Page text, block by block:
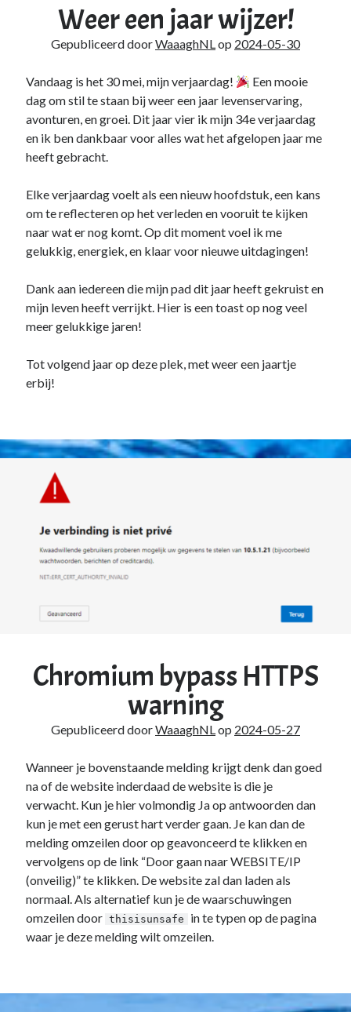
Weer een jaar wijzer!
Gepubliceerd doorWaaaghNLop 2024-05-30
Vandaag is het 30 mei, mijn verjaardag!
Een mooie
dag om stil te staan bij weer een jaar levenservaring,
avonturen, en groei. Dit jaar vier ik mijn 34e verjaardag
en ik ben dankbaar voor alles wat het afgelopen jaar me
heeft gebracht.
Elke verjaardag voelt als een nieuw hoofdstuk, een kans
om te reflecteren op het verleden en vooruit te kijken
naar wat er nog komt. Op dit moment voel ik me
gelukkig, energiek, en klaar voor nieuwe uitdagingen!
Dank aan iedereen die mijn pad dit jaar heeft gekruist en
mijn leven heeft verrijkt. Hier is een toast op nog veel
meer gelukkige jaren!
Tot volgend jaar op deze plek, met weer een jaartje
erbij!
Chromium bypass HTTPS
warning
Gepubliceerd doorWaaaghNLop 2024-05-27
Wanneer je bovenstaande melding krijgt denk dan goed
na of de website inderdaad de website is die je
verwacht. Kun je hier volmondig Ja op antwoorden dan
kun je met een gerust hart verder gaan. Je kan dan de
melding omzeilen door op geavonceerd te klikken en
vervolgens op de link “Door gaan naar WEBSITE/IP
(onveilig)” te klikken. De website zal dan laden als
normaal. Als alternatief kun je de waarschuwingen
omzeilen door thisisunsafe
in te typen op de pagina
waar je deze melding wilt omzeilen.